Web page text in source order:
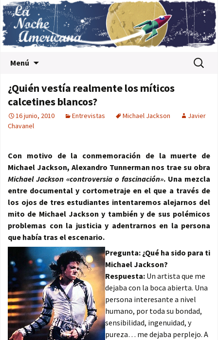
Menú Buscar:
¿Quién vestía realmente los míticos
calcetines blancos?
16 junio, 2010 Entrevistas Michael Jackson
Javier
Chavanel
Con motivo de la conmemoración de la muerte de
Michael Jackson, Alexandro Tunnerman nos trae su obra
Michael Jackson «controversia o fascinación». Una mezcla
entre documental y cortometraje en el que a través de
los ojos de tres estudiantes intentaremos alejarnos del
mito de Michael Jackson y también y de sus polémicos
problemas con la justicia y adentrarnos en la persona
que había tras el escenario.
Pregunta: ¿Qué ha sido para ti
Michael Jackson?
Respuesta: Un artista que me
dejaba con la boca abierta. Una
persona interesante a nivel
humano, por toda su bondad,
sensibilidad, ingenuidad, y
pureza… me dejaba perplejo. A